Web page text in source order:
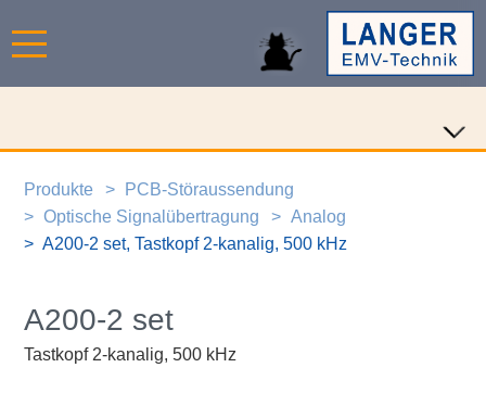
Produkte
PCB-Störaussendung
Optische Signalübertragung
Analog
A200-2 set, Tastkopf 2-kanalig, 500 kHz
A200-2 set
Tastkopf 2-kanalig, 500 kHz